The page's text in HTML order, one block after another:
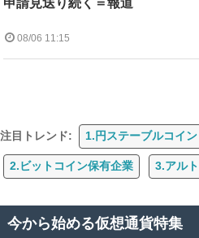
申請見送り続く＝報道
08/06 11:15
注目トレンド: 1.円ステーブルコイン
2.ビットコイン保有企業 3.アル
今から始める仮想通貨特集